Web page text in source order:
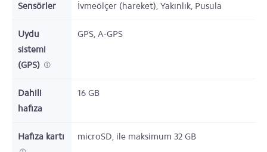
Sensörler İvmeölçer (hareket), Yakınlık, Pusula
Uydu
sistemi
(GPS)
GPS, A-GPS
Dahili
hafıza
16 GB
Hafıza kartı microSD, ile maksimum 32 GB